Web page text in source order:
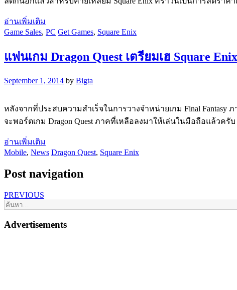
อ่านเพิ่มเติม
Game Sales, PC Get Games, Square Enix
แฟนเกม Dragon Quest เตรียมเฮ Square
September 1, 2014 by Bigta
หลังจากที่ประสบความสำเร็จในการวางจำหน่ายเกม Final Fantasy
จะพอร์ตเกม Dragon Quest ภาคที่เหลือลงมาให้เล่นในมือถือแล้วครับ
อ่านเพิ่มเติม
Mobile, News Dragon Quest, Square Enix
Post navigation
PREVIOUS
Advertisements